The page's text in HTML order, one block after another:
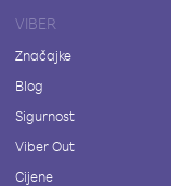
VIBER
Značajke
Blog
Sigurnost
Viber Out
Cijene